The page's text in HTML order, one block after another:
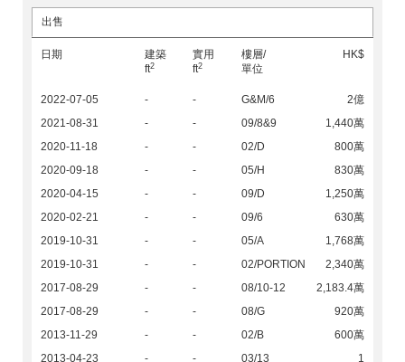
出售
日期
建築
ft2
實用
ft2
樓層/
單位
HK$
2022-07-05 - - G&M/6
2億
2021-08-31
- - 09/8&9
1,440萬
2020-11-18
- - 02/D
800萬
2020-09-18
- - 05/H
830萬
2020-04-15
- - 09/D
1,250萬
2020-02-21
- - 09/6
630萬
2019-10-31
- - 05/A
1,768萬
2019-10-31
- - 02/PORTION
2,340萬
2017-08-29
- - 08/10-12
2,183.4萬
2017-08-29
- - 08/G
920萬
2013-11-29
- - 02/B
600萬
2013-04-23
- - 03/13
1